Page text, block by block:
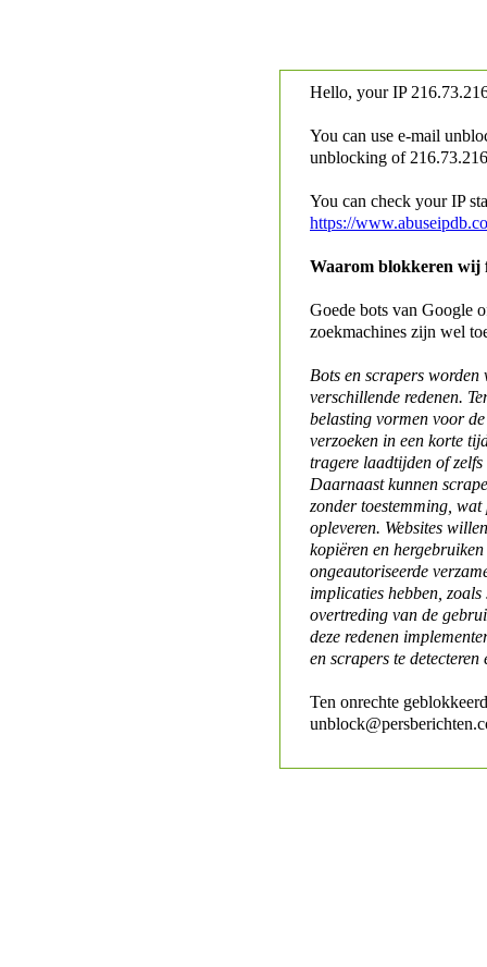
Hello, your IP
You can use e-mail
unblocking of
You can check your IP
https://
Waarom blokkeren wij
Goede bots van Google
zoekmachines zijn wel
Bots en scrapers worden
verschillende redenen.
belasting vormen voor
verzoeken in een korte
tragere laadtijden of
Daarnaast kunnen
zonder toestemming,
opleveren. Websites
kopiëren en
ongeautoriseerde
implicaties hebben,
overtreding van de
deze redenen
en scrapers te detecteren
Ten onrechte